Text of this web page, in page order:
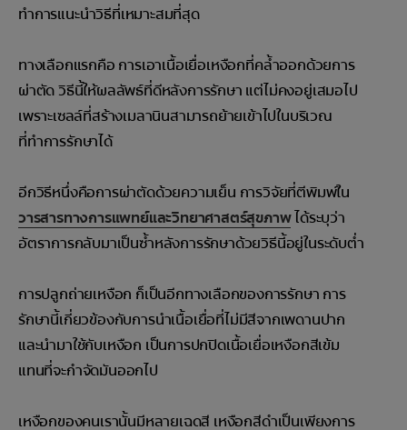
ทำการแนะนำวิธีที่เหมาะสมที่สุด
ทางเลือกแรกคือ การเอาเนื้อเยื่อเหงือกที่คล้ำออกด้วยการ
ผ่าตัด วิธีนี้ให้ผลลัพธ์ที่ดีหลังการรักษา แต่ไม่คงอยู่เสมอไป
เพราะเซลล์ที่สร้างเมลานินสามารถย้ายเข้าไปในบริเวณ
ที่ทำการรักษาได้
อีกวิธีหนึ่งคือการผ่าตัดด้วยความเย็น การวิจัยที่ตีพิมพ์ใน
วารสารทางการแพทย์และวิทยาศาสตร์สุขภาพได้ระบุว่า
อัตราการกลับมาเป็นซ้ำหลังการรักษาด้วยวิธีนี้อยู่ในระดับต่ำ
การปลูกถ่ายเหงือก ก็เป็นอีกทางเลือกของการรักษา การ
รักษานี้เกี่ยวข้องกับการนำเนื้อเยื่อที่ไม่มีสีจากเพดานปาก
และนำมาใช้กับเหงือก เป็นการปกปิดเนื้อเยื่อเหงือกสีเข้ม
แทนที่จะกำจัดมันออกไป
เหงือกของคนเรานั้นมีหลายเฉดสี เหงือกสีดำเป็นเพียงการ